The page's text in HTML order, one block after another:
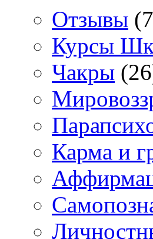
Отзывы
Курсы
Чакры
Карма и